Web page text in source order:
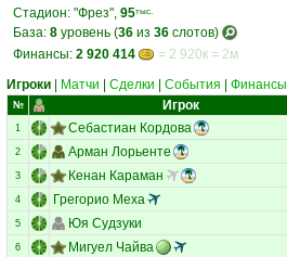
Стадион: "Фрез", 95тыс.
База: 8 уровень (36 из 36 слотов)
Финансы: 2 920 414
= 2 920к = 2м
Игроки
Матчи Сделки События Финансы
№ Игрок
1 Себастиан Кордова
2 Арман Лорьенте
3 Кенан Караман
4 Грегорио Меха
5 Юя Судзуки
6 Мигуел Чайва